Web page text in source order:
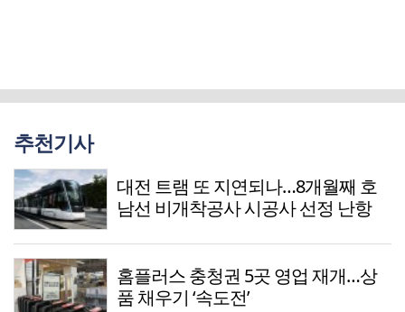
추천기사
대전 트램 또 지연되나…8개월째 호
남선 비개착공사 시공사 선정 난항
홈플러스 충청권 5곳 영업 재개…상
품 채우기 ‘속도전’